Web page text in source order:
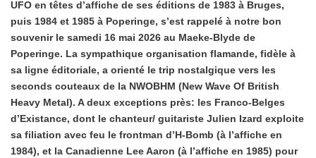
UFO en têtes d’affiche de ses éditions de 1983 à Bruges,
puis 1984 et 1985 à Poperinge, s’est rappelé à notre bon
souvenir le samedi 16 mai 2026 au Maeke-Blyde de
Poperinge. La sympathique organisation flamande, fidèle à
sa ligne éditoriale, a orienté le trip nostalgique vers les
seconds couteaux de la NWOBHM (New Wave Of British
Heavy Metal). A deux exceptions près: les Franco-Belges
d’Existance, dont le chanteur/ guitariste Julien Izard exploite
sa filiation avec feu le frontman d’H-Bomb (à l’affiche en
1984), et la Canadienne Lee Aaron (à l’affiche en 1985) pour